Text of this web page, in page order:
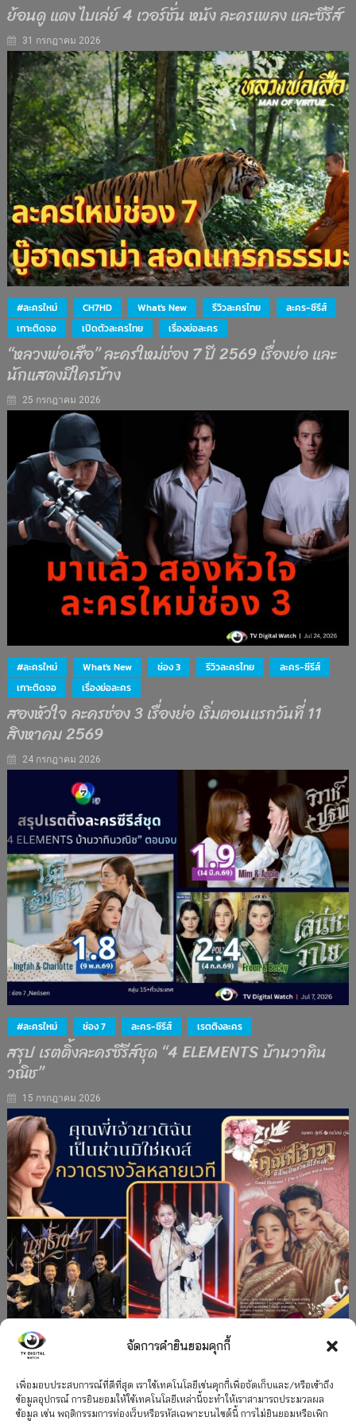
จัดการคำยินยอมคุกกี้
เพื่อมอบประสบการณ์ที่ดีที่สุด เราใช้เทคโนโลยีเช่นคุกกี้เพื่อจัดเก็บและ/หรือเข้าถึง
ข้อมูลอุปกรณ์ การยินยอมให้ใช้เทคโนโลยีเหล่านี้จะทำให้เราสามารถประมวลผล
ข้อมูล เช่น พฤติกรรมการท่องเว็บหรือรหัสเฉพาะบนไซต์นี้ การไม่ยินยอมหรือเพิก
ย้อนดู แดง ไบเล่ย์ 4 เวอร์ชั่น หนัง ละครเพลง และซีรีส์
31 กรกฎาคม 2026
#ละครใหม่ CH7HD What's New รีวิวละครไทย
ละคร-ซีรีส์
เกาะติดจอ
เปิดตัวละครไทย เรื่องย่อละคร
“หลวงพ่อเสือ” ละครใหม่ช่อง 7 ปี 2569 เรื่องย่อ และ
นักแสดงมีใครบ้าง
25 กรกฎาคม 2026
#ละครใหม่ What's New ช่อง 3 รีวิวละครไทย
ละคร-ซีรีส์
เกาะติดจอ
เรื่องย่อละคร
สองหัวใจ ละครช่อง 3 เรื่องย่อ เริ่มตอนแรกวันที่ 11
สิงหาคม 2569
24 กรกฎาคม 2026
#ละครใหม่ ช่อง 7 ละคร-ซีรีส์ เรตติงละคร
สรุป เรตติ้งละครซีรีส์ชุด “4 ELEMENTS บ้านวาทิน
วณิช”
15 กรกฎาคม 2026
”คุณพี่เจ้าขาดิฉันเป็นห่านมิใช่หงส์” กวาดรางวัล
เพียบ จาก 8 เวที